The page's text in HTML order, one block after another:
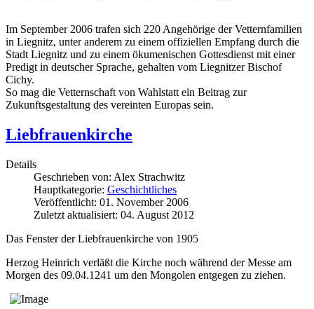
Im September 2006 trafen sich 220 Angehörige der Vetternfamilien
in Liegnitz, unter anderem zu einem offiziellen Empfang durch die
Stadt Liegnitz und zu einem ökumenischen Gottesdienst mit einer
Predigt in deutscher Sprache, gehalten vom Liegnitzer Bischof
Cichy.
So mag die Vetternschaft von Wahlstatt ein Beitrag zur
Zukunftsgestaltung des vereinten Europas sein.
Liebfrauenkirche
Details
Geschrieben von: Alex Strachwitz
Hauptkategorie: Geschichtliches
Veröffentlicht: 01. November 2006
Zuletzt aktualisiert: 04. August 2012
Das Fenster der Liebfrauenkirche von 1905
Herzog Heinrich verläßt die Kirche noch während der Messe am
Morgen des 09.04.1241 um den Mongolen entgegen zu ziehen.